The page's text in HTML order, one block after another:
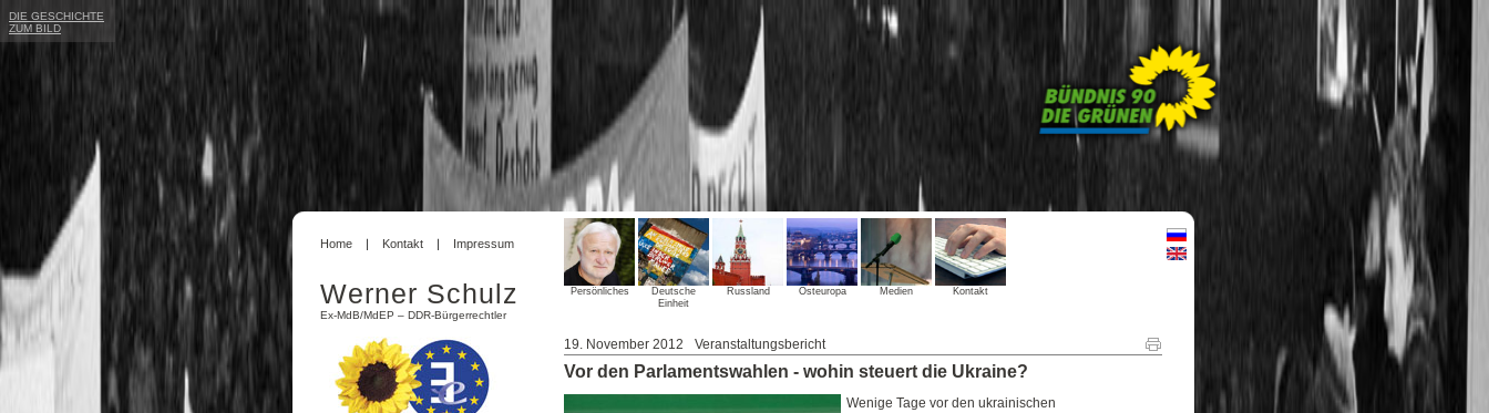
19. November 2012 Veranstaltungsbericht
Vor den Parlamentswahlen - wohin steuert die Ukraine?
Wenige Tage vor den ukrainischen
Home Kontakt Impressum
Werner Schulz
Ex-MdB/MdEP – DDR-Bürgerrechtler
Persönliches
Deutsche
Einheit
Russland Osteuropa Medien Kontakt
DIE GESCHICHTE
ZUM BILD